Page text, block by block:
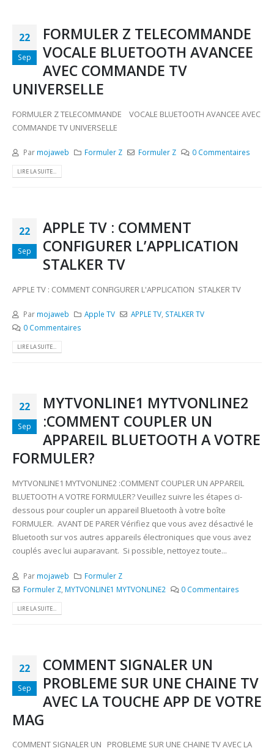
22
Sep
FORMULER Z TELECOMMANDE
VOCALE BLUETOOTH AVANCEE
AVEC COMMANDE TV
UNIVERSELLE
FORMULER Z TELECOMMANDE VOCALE BLUETOOTH AVANCEE AVEC
COMMANDE TV UNIVERSELLE
Par mojaweb Formuler Z Formuler Z 0 Commentaires
LIRE LA SUITE...
22
Sep
APPLE TV : COMMENT
CONFIGURER L’APPLICATION
STALKER TV
APPLE TV : COMMENT CONFIGURER L'APPLICATION STALKER TV
Par mojaweb Apple TV APPLE TV, STALKER TV
0 Commentaires
LIRE LA SUITE...
22
Sep
MYTVONLINE1 MYTVONLINE2
:COMMENT COUPLER UN
APPAREIL BLUETOOTH A VOTRE
FORMULER?
MYTVONLINE1 MYTVONLINE2 :COMMENT COUPLER UN APPAREIL
BLUETOOTH A VOTRE FORMULER? Veuillez suivre les étapes ci-
dessous pour coupler un appareil Bluetooth à votre boîte
FORMULER. AVANT DE PARER Vérifiez que vous avez désactivé le
Bluetooth sur vos autres appareils électroniques que vous avez
couplés avec lui auparavant. Si possible, nettoyez toute...
Par mojaweb
Formuler Z
Formuler Z, MYTVONLINE1 MYTVONLINE2 0 Commentaires
LIRE LA SUITE...
22
Sep
COMMENT SIGNALER UN
PROBLEME SUR UNE CHAINE TV
AVEC LA TOUCHE APP DE VOTRE
MAG
COMMENT SIGNALER UN PROBLEME SUR UNE CHAINE TV AVEC LA